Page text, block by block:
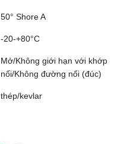
50° Shore A
-20-+80°C
Mở/Không giới hạn với khớp
nối/Không đường nối (đúc)
thép/kevlar